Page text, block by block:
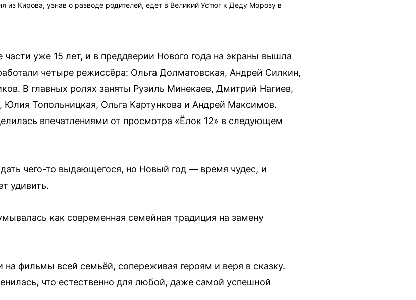
из Кирова, узнав о разводе родителей, едет в Великий Устюг к Деду Морозу в
уже 15 лет, и в преддверии Нового года на экраны вышла
четыре режиссёра: Ольга Долматовская, Андрей Силкин,
В главных ролях заняты Рузиль Минекаев, Дмитрий Нагиев,
Топольницкая, Ольга Картункова и Андрей Максимов.
впечатлениями от просмотра «Ёлок 12» в следующем
чего-то выдающегося, но Новый год — время чудес, и
удивить.
как современная семейная традиция на замену
на фильмы всей семьёй, сопереживая героям и веря в сказку.
что естественно для любой, даже самой успешной